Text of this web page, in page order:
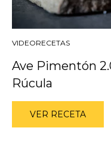
VIDEORECETAS
Ave Pimentón
Rúcula
VER RECETA